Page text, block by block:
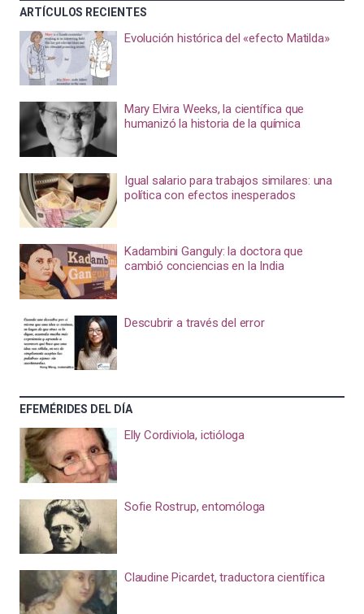
ARTÍCULOS RECIENTES
Evolución histórica del «efecto Matilda»
Mary Elvira Weeks, la científica que
humanizó la historia de la química
Igual salario para trabajos similares: una
política con efectos inesperados
Kadambini Ganguly: la doctora que
cambió conciencias en la India
Descubrir a través del error
EFEMÉRIDES DEL DÍA
Elly Cordiviola, ictióloga
Sofie Rostrup, entomóloga
Claudine Picardet, traductora científica